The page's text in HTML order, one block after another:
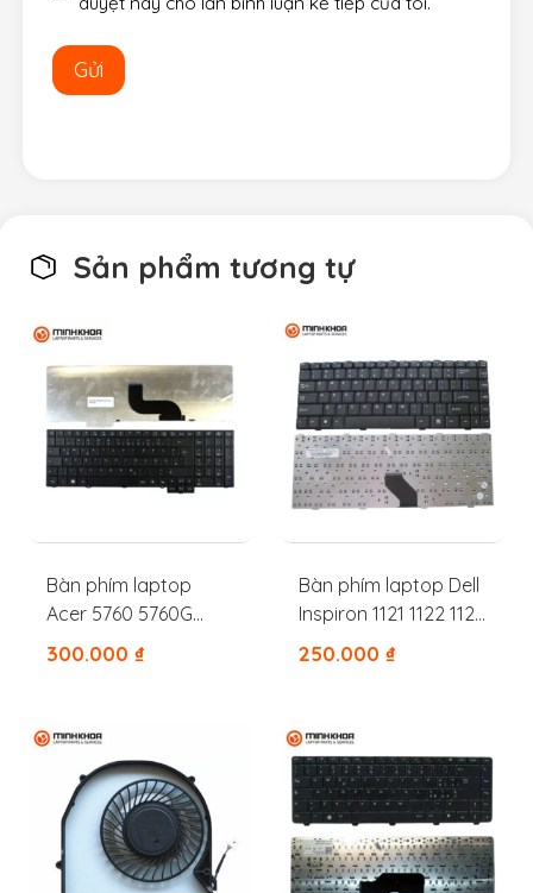
Sản phẩm tương tự
Bàn phím laptop
Acer 5760 5760G
7750 7750G 7750Z
300.000 ₫
Bàn phím laptop Dell
Inspiron 1121 1122 1120
11Z M101Z M102Z
250.000 ₫